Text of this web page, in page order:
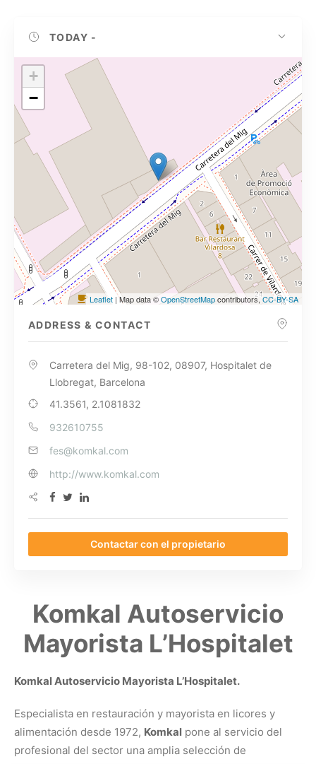
TODAY -
+
−
Leaflet | Map data ©OpenStreetMapcontributors,CC-BY-SA
ADDRESS & CONTACT
Carretera del Mig, 98-102, 08907, Hospitalet de
Llobregat, Barcelona
41.3561, 2.1081832
932610755
fes@komkal.com
http://www.komkal.com
Contactar con el propietario
Komkal Autoservicio
Mayorista L’Hospitalet
Komkal Autoservicio Mayorista L’Hospitalet.
Especialista en restauración y mayorista en licores y
alimentación desde 1972, Komkal pone al servicio del
profesional del sector una amplia selección de